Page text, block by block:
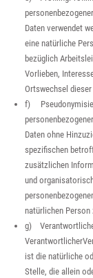
Daten verwendet
eine natürliche
bezüglich
Vorlieben,
Ortswechsel
f)
Daten ohne
spezifischen
zusätzlichen
und
natürlichen Person
g)
ist die natürliche
Stelle, die allein